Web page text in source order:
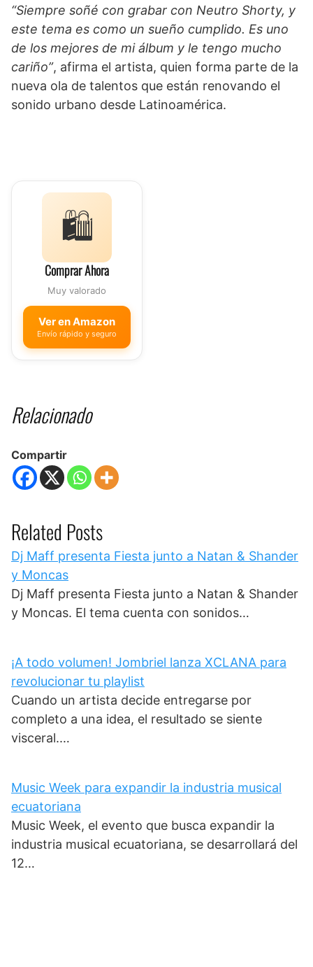
“Siempre soñé con grabar con Neutro Shorty, y
este tema es como un sueño cumplido. Es uno
de los mejores de mi álbum y le tengo mucho
cariño”, afirma el artista, quien forma parte de la
nueva ola de talentos que están renovando el
sonido urbano desde Latinoamérica.
🛍️
Comprar Ahora
Muy valorado
Ver en Amazon
Envío rápido y seguro
Relacionado
Compartir
Related Posts
Dj Maff presenta Fiesta junto a Natan & Shander
y Moncas
Dj Maff presenta Fiesta junto a Natan & Shander
y Moncas. El tema cuenta con sonidos…
¡A todo volumen! Jombriel lanza XCLANA para
revolucionar tu playlist
Cuando un artista decide entregarse por
completo a una idea, el resultado se siente
visceral.…
Music Week para expandir la industria musical
ecuatoriana
Music Week, el evento que busca expandir la
industria musical ecuatoriana, se desarrollará del
12…